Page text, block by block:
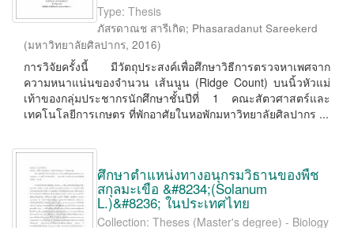
Type: Thesis
ภัสรดาณช สารีเกิด; Phasaradanut Sareekerd
(มหาวิทยาลัยศิลปากร, 2016)
การวิจัยครั้งนี้ มีวัตถุประสงค์เพื่อศึกษาวิธีการตรวจหาเพศจาก
ความหนาแน่นของจำนวน เส้นนูน (Ridge Count) บนนิ้วหัวแม่
เท้าของกลุ่มประชากรนักศึกษาชั้นปีที่ 1 คณะสัตวศาสตร์และ
เทคโนโลยีการเกษตร ที่พักอาศัยในหอพักมหาวิทยาลัยศิลปากร ...
ศึกษาตำแหน่งทางอนุกรมวิธานของพืช
สกุลมะเขือ &#8234;(Solanum
L.)&#8236; ในประเทศไทย
Collection: Theses (Master's degree) - Biology